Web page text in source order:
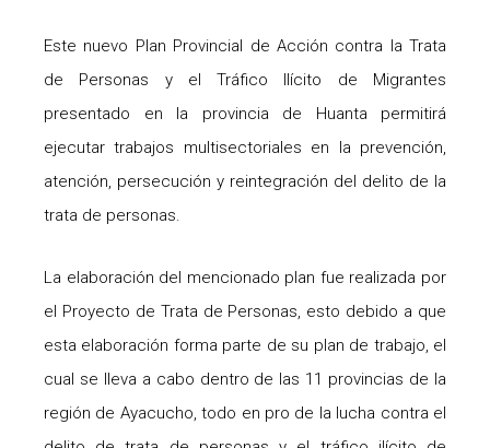
Este nuevo Plan Provincial de Acción contra la Trata
de Personas y el Tráfico Ilícito de Migrantes
presentado en la provincia de Huanta permitirá
ejecutar trabajos multisectoriales en la prevención,
atención, persecución y reintegración del delito de la
trata de personas.
La elaboración del mencionado plan fue realizada por
el Proyecto de Trata de Personas, esto debido a que
esta elaboración forma parte de su plan de trabajo, el
cual se lleva a cabo dentro de las 11 provincias de la
región de Ayacucho, todo en pro de la lucha contra el